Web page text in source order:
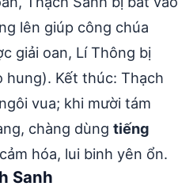
lên giúp công chúa
giải oan, Lí Thông bị
Kết thúc: Thạch
vua; khi mười tám
chàng dùng tiếng
hóa, lui binh yên ổn.
Sanh